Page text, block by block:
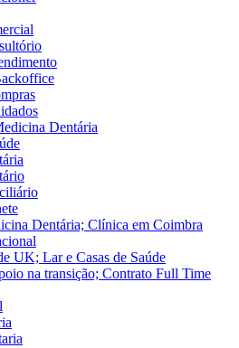
Dentária
Dentária; Clínica em Coimbra
UK; Lar e Casas de Saúde
na transição; Contrato Full Time